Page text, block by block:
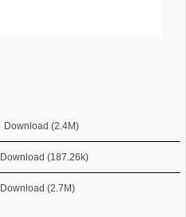
Download (2.4M)
Download (187.26k)
Download (2.7M)